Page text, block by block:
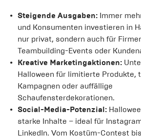
Steigende Ausgaben: Immer
und Konsumenten investieren in
nur privat, sondern auch für
Teambuilding-Events oder
Kreative Marketingaktionen:
Halloween für limitierte Produkte,
Kampagnen oder auffällige
Schaufensterdekorationen.
Social-Media-Potenzial:
starke Inhalte – ideal für
LinkedIn. Vom Kostüm-Contest